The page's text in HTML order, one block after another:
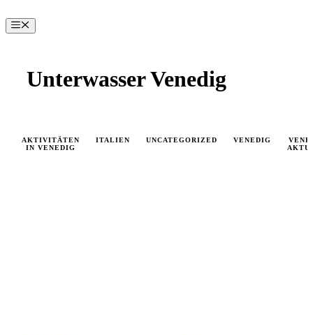
Inhalt
springen
Menü
Unterwasser Venedig
AKTIVITÄTEN
IN VENEDIG
ITALIEN UNCATEGORIZED VENEDIG